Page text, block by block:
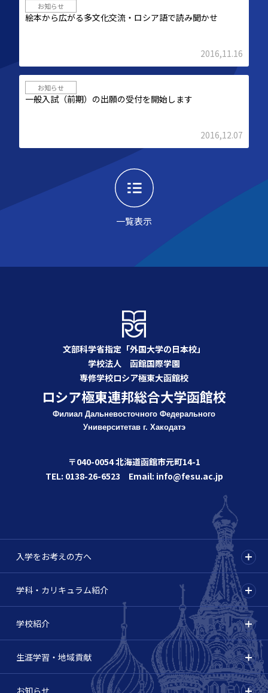
お知らせ
絵本から広がる多文化交流・ロシア語で読み聞かせ
2016,11.16
一覧表示
お知らせ
一般入試（前期）の出願の受付を開始します
2016,12.07
文部科学省指定「外国大学の日本校」
学校法人 函館国際学園
専修学校ロシア極東大函館校
ロシア極東連邦総合大学函館校
Филиал Дальневосточного Федерального
Университетав г. Хакодатэ
〒040-0054 北海道函館市元町14-1
TEL: 0138-26-6523 Email: info@fesu.ac.jp
入学をお考えの方へ
学科・カリキュラム紹介
学校紹介
生涯学習・地域貢献
お知らせ